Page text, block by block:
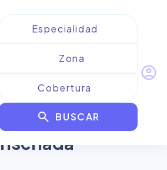
search BUSCAR
account_circle
para
Infantil de